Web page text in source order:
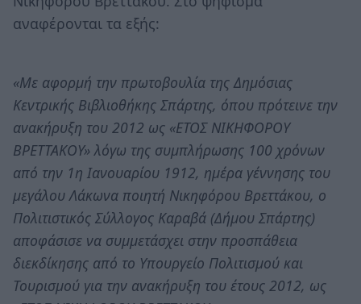
αναφέρονται τα εξής:
«Με αφορμή την πρωτοβουλία της Δημόσιας
Κεντρικής Βιβλιοθήκης Σπάρτης, όπου πρότεινε την
ανακήρυξη του 2012 ως «ΕΤΟΣ ΝΙΚΗΦΟΡΟΥ
ΒΡΕΤΤΑΚΟΥ» λόγω της συμπλήρωσης 100 χρόνων
από την 1η Ιανουαρίου 1912, ημέρα γέννησης του
μεγάλου Λάκωνα ποιητή Νικηφόρου Βρεττάκου, ο
Πολιτιστικός Σύλλογος Καραβά (Δήμου Σπάρτης)
αποφάσισε να συμμετάσχει στην προσπάθεια
διεκδίκησης από το Υπουργείο Πολιτισμού και
Τουρισμού για την ανακήρυξη του έτους 2012, ως